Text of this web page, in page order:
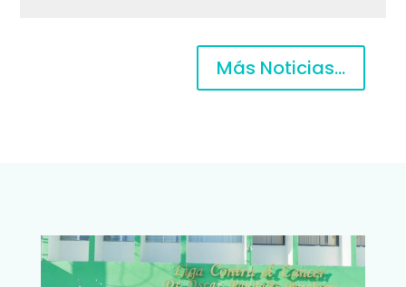
Más Noticias...